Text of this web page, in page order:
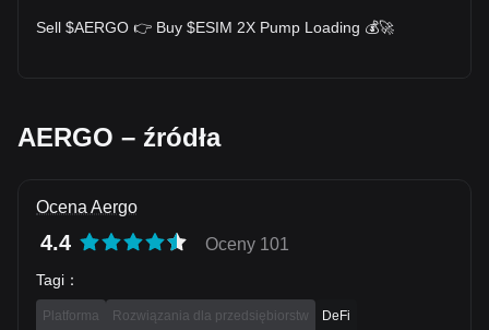
Sell $AERGO 👉 Buy $ESIM 2X Pump Loading 💰🚀
AERGO – źródła
Ocena Aergo
4.4 Oceny 101
Tagi ：
Platforma Rozwiązania dla przedsiębiorstw DeFi